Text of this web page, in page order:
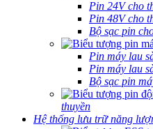
Pin 24V cho
Pin 48V cho
Bộ sạc pin
Pin máy lau
Pin máy lau
Bộ sạc pin
thuyền
Hệ thống lưu trữ năng